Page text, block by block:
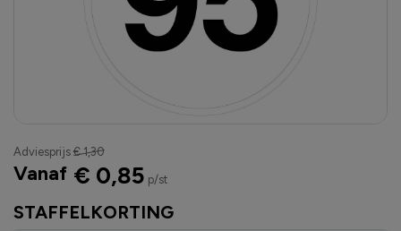
STAFFELKORTING
Adviesprijs € 1,30
Vanaf € 0,85 p/st